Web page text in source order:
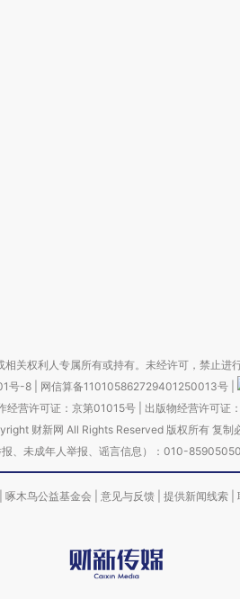
关权利人专属所有或持有。未经许可，禁止进
号-8 网信算备110105862729401250013号
经营许可证：京第01015号| 出版物经营许可证
财新网 All Rights Reserved 版权所有 复制
报、未成年人举报、谣言信息）：010-
啄木鸟公益基金会 意见与反馈 提供新闻线索